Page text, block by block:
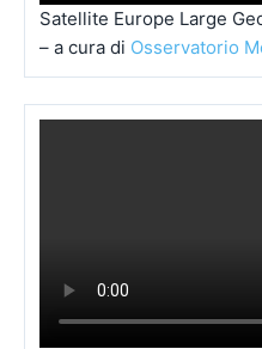
Satellite Europe Large
– a cura di Osservatorio